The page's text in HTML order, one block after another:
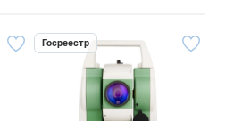
Госреестр